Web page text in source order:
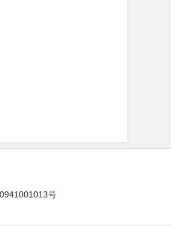
号